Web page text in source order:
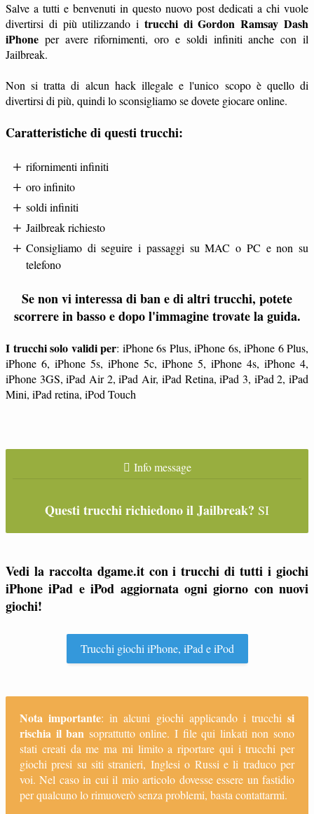
Salve a tutti e benvenuti in questo nuovo post dedicati a chi vuole
divertirsi di più utilizzando i trucchi di Gordon Ramsay Dash
iPhone per avere rifornimenti, oro e soldi infiniti anche con il
Jailbreak.
Non si tratta di alcun hack illegale e l'unico scopo è quello di
divertirsi di più, quindi lo sconsigliamo se dovete giocare online.
Caratteristiche di questi trucchi:
rifornimenti infiniti
oro infinito
soldi infiniti
Jailbreak richiesto
Consigliamo di seguire i passaggi su MAC o PC e non su
telefono
Se non vi interessa di ban e di altri trucchi, potete
scorrere in basso e dopo l'immagine trovate la guida.
I trucchi solo validi per: iPhone 6s Plus, iPhone 6s, iPhone 6 Plus,
iPhone 6, iPhone 5s, iPhone 5c, iPhone 5, iPhone 4s, iPhone 4,
iPhone 3GS, iPad Air 2, iPad Air, iPad Retina, iPad 3, iPad 2, iPad
Mini, iPad retina, iPod Touch
Info message
Questi trucchi richiedono il Jailbreak? SI
Vedi la raccolta dgame.it con i trucchi di tutti i giochi
iPhone iPad e iPod aggiornata ogni giorno con nuovi
giochi!
Trucchi giochi iPhone, iPad e iPod
Nota importante: in alcuni giochi applicando i trucchi si
rischia il ban soprattutto online. I file qui linkati non sono
stati creati da me ma mi limito a riportare qui i trucchi per
giochi presi su siti stranieri, Inglesi o Russi e li traduco per
voi. Nel caso in cui il mio articolo dovesse essere un fastidio
per qualcuno lo rimuoverò senza problemi, basta contattarmi.